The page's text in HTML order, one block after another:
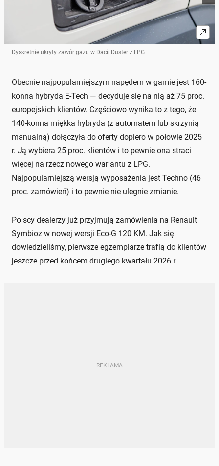
Dyskretnie ukryty zawór gazu w Dacii Duster z LPG
Obecnie najpopularniejszym napędem w gamie jest 160-
konna hybryda E-Tech — decyduje się na nią aż 75 proc.
europejskich klientów. Częściowo wynika to z tego, że
140-konna miękka hybryda (z automatem lub skrzynią
manualną) dołączyła do oferty dopiero w połowie 2025
r. Ją wybiera 25 proc. klientów i to pewnie ona straci
więcej na rzecz nowego wariantu z LPG.
Najpopularniejszą wersją wyposażenia jest Techno (46
proc. zamówień) i to pewnie nie ulegnie zmianie.
Polscy dealerzy już przyjmują zamówienia na Renault
Symbioz w nowej wersji Eco-G 120 KM. Jak się
dowiedzieliśmy, pierwsze egzemplarze trafią do klientów
jeszcze przed końcem drugiego kwartału 2026 r.